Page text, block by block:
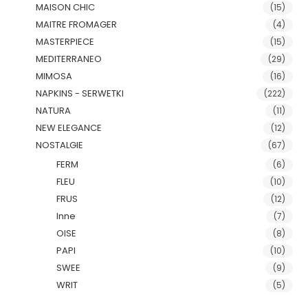
MAISON CHIC (15)
MAITRE FROMAGER (4)
MASTERPIECE (15)
MEDITERRANEO (29)
MIMOSA (16)
NAPKINS - SERWETKI (222)
NATURA (11)
NEW ELEGANCE (12)
NOSTALGIE (67)
FERM (6)
FLEU (10)
FRUS (12)
Inne (7)
OISE (8)
PAPI (10)
SWEE (9)
WRIT (5)